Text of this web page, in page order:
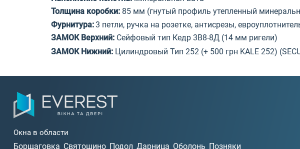
Толщина коробки: 85 мм (гнутый профиль утепленный
Фурнитура:3 петли, ручка на розетке, антисрезы,
ЗАМОК Верхний: Сейфовый тип Кедр 3B8-8Д (14 мм ригели)
ЗАМОК Нижний: Цилиндровый Тип 252 (+ 500 грн KALE 252)
Окна в области
Борщаговка Святошино Подол Дарница Оболонь Позняки